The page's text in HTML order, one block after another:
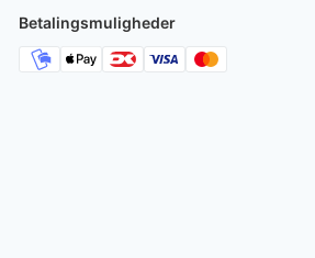
180 kr..108 kr..
Betalingsmuligheder